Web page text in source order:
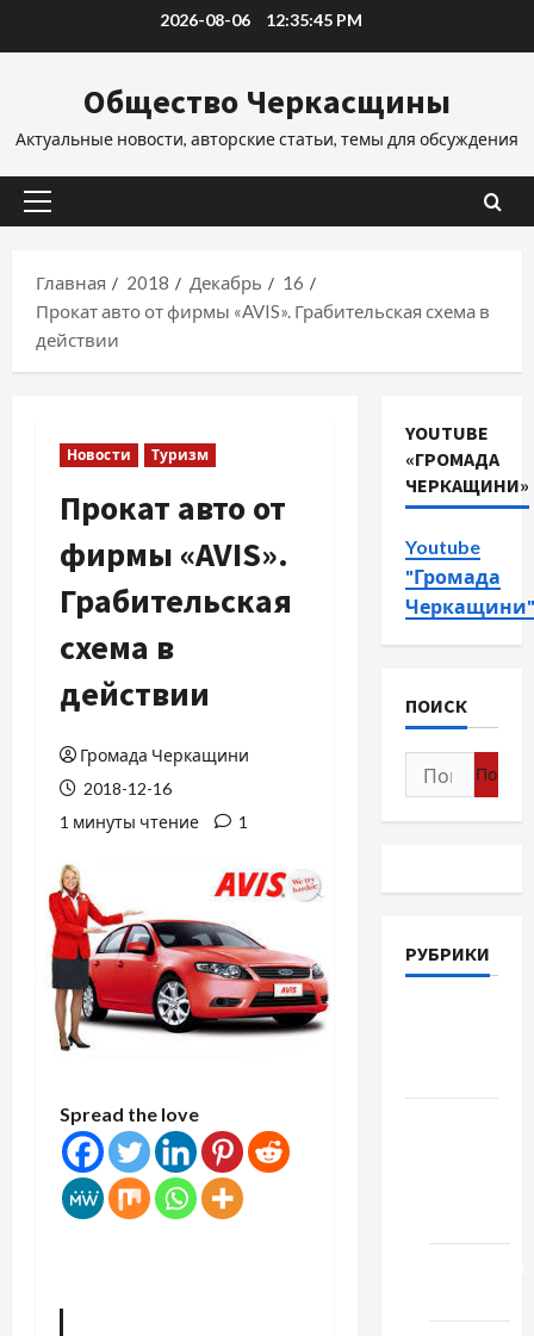
2026-08-06 12:35:46 PM
Общество Черкасщины
Актуальные новости, авторские статьи, темы для обсуждения
Основное
Главная
2018 Декабрь
16
Прокат авто от фирмы «AVIS». Грабительская схема в
действии
Новости Туризм
Прокат авто от
фирмы «AVIS».
Грабительская
схема в
действии
Громада Черкащини
2018-12-16
1 минуты чтение
1
Spread the love
YOUTUBE
«ГРОМАДА
ЧЕРКАЩИНИ»
Youtube
"Громада
Черкащини"
ПОИСК
Найти:
РУБРИКИ